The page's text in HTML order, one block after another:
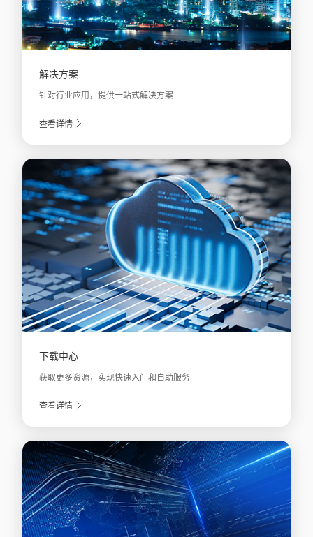
解决方案
针对行业应用，提供一站式解决方案
查看详情
下载中心
获取更多资源，实现快速入门和自助服务
查看详情